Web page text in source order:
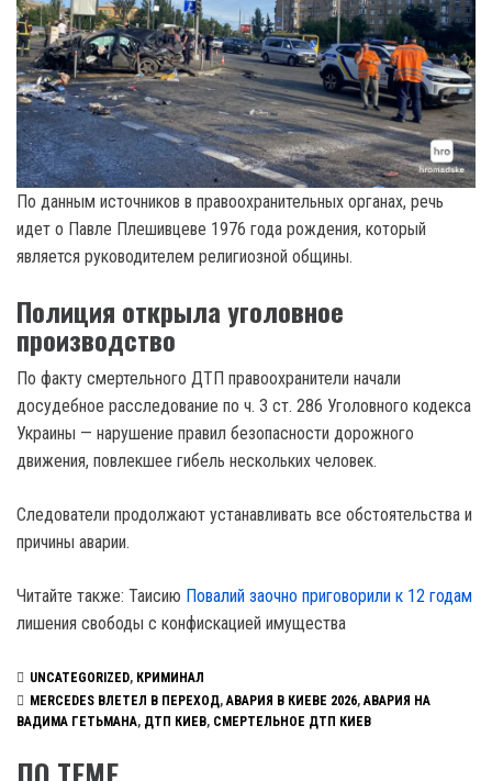
По данным источников в правоохранительных органах, речь
идет о Павле Плешивцеве 1976 года рождения, который
является руководителем религиозной общины.
Полиция открыла уголовное
производство
По факту смертельного ДТП правоохранители начали
досудебное расследование по ч. 3 ст. 286 Уголовного кодекса
Украины — нарушение правил безопасности дорожного
движения, повлекшее гибель нескольких человек.
Следователи продолжают устанавливать все обстоятельства и
причины аварии.
Читайте также: Таисию Повалий заочно приговорили к 12 годам
лишения свободы с конфискацией имущества
UNCATEGORIZED, КРИМИНАЛ
MERCEDES ВЛЕТЕЛ В ПЕРЕХОД, АВАРИЯ В КИЕВЕ 2026, АВАРИЯ НА
ВАДИМА ГЕТЬМАНА, ДТП КИЕВ, СМЕРТЕЛЬНОЕ ДТП КИЕВ